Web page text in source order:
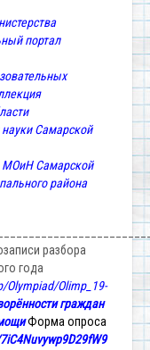
портал
Самарской
МОиН Самарской
района
разбора
года
Olimp_19-
граждан
Форма опроса